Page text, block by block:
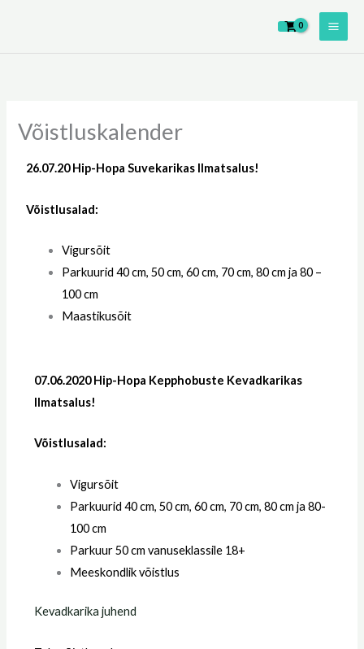
content
Võistluskalender
26.07.20 Hip-Hopa Suvekarikas Ilmatsalus!
Võistlusalad:
Vigursõit
Parkuurid 40 cm, 50 cm, 60 cm, 70 cm, 80 cm ja 80 –
100 cm
Maastikusõit
07.06.2020 Hip-Hopa Kepphobuste Kevadkarikas
Ilmatsalus!
Võistlusalad:
Vigursõit
Parkuurid 40 cm, 50 cm, 60 cm, 70 cm, 80 cm ja 80-
100 cm
Parkuur 50 cm vanuseklassile 18+
Meeskondlik võistlus
Kevadkarika juhend